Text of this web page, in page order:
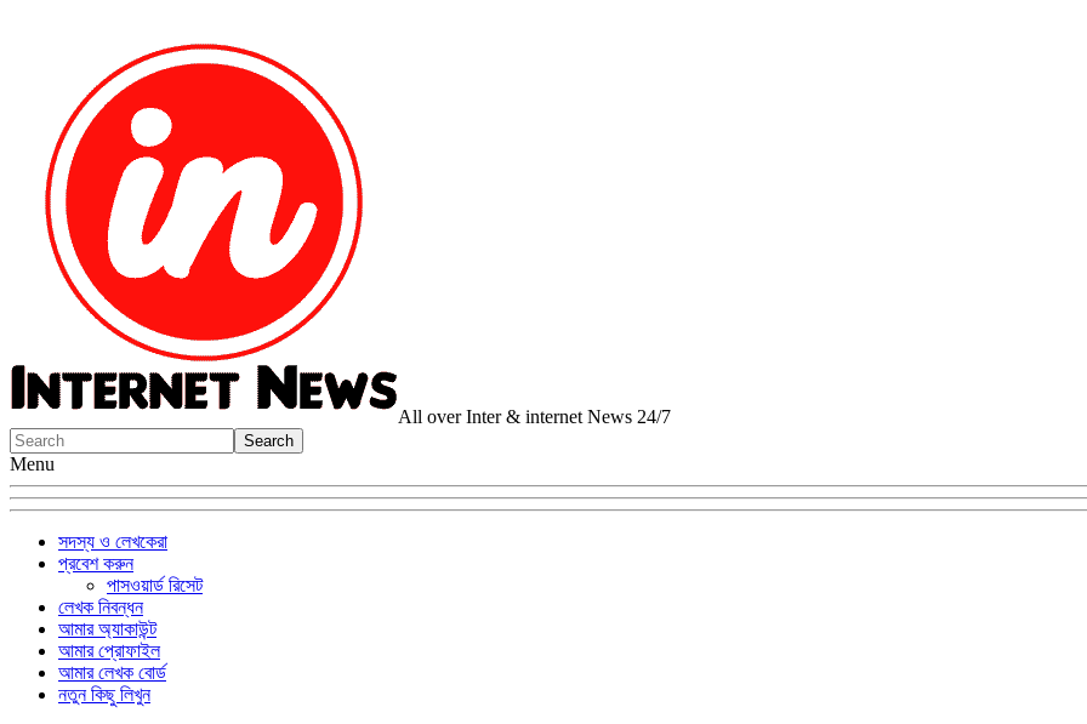
All over Inter & internet News 24/7
Menu
সদস্য ও লেখকেরা
প্রবেশ করুন
পাসওয়ার্ড রিসেট
লেখক নিবন্ধন
আমার অ্যাকাউন্ট
আমার প্রোফাইল
আমার লেখক বোর্ড
নতুন কিছু লিখুন